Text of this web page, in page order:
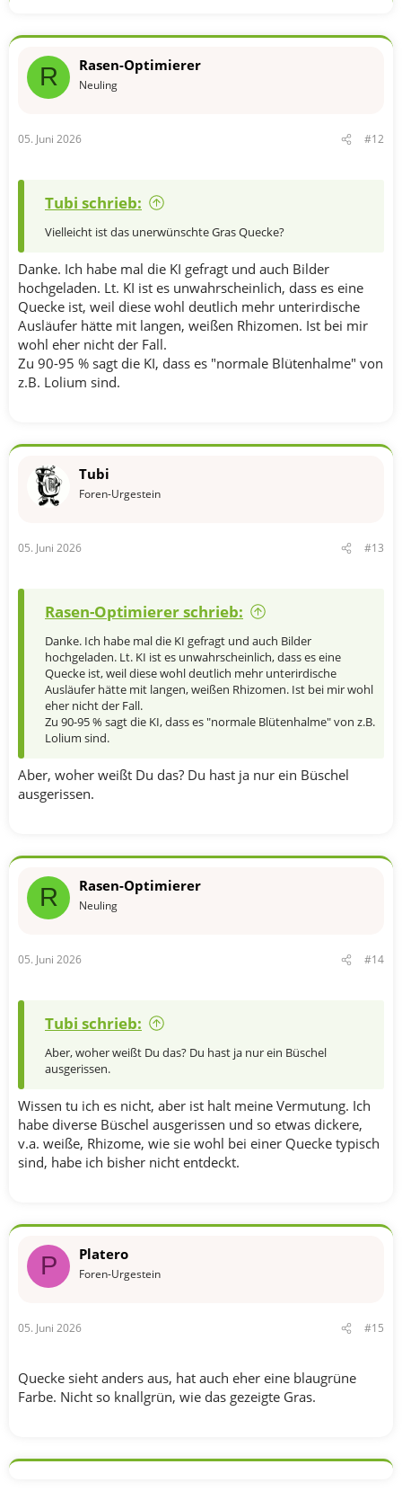
R Rasen-Optimierer
Neuling
05. Juni 2026 #12
Tubi schrieb:
Vielleicht ist das unerwünschte Gras Quecke?
Danke. Ich habe mal die KI gefragt und auch Bilder
hochgeladen. Lt. KI ist es unwahrscheinlich, dass es eine
Quecke ist, weil diese wohl deutlich mehr unterirdische
Ausläufer hätte mit langen, weißen Rhizomen. Ist bei mir
wohl eher nicht der Fall.
Zu 90-95 % sagt die KI, dass es "normale Blütenhalme" von
z.B. Lolium sind.
Tubi
Foren-Urgestein
05. Juni 2026 #13
Rasen-Optimierer schrieb:
Danke. Ich habe mal die KI gefragt und auch Bilder
hochgeladen. Lt. KI ist es unwahrscheinlich, dass es eine
Quecke ist, weil diese wohl deutlich mehr unterirdische
Ausläufer hätte mit langen, weißen Rhizomen. Ist bei mir wohl
eher nicht der Fall.
Zu 90-95 % sagt die KI, dass es "normale Blütenhalme" von z.B.
Lolium sind.
Aber, woher weißt Du das? Du hast ja nur ein Büschel
ausgerissen.
R Rasen-Optimierer
Neuling
05. Juni 2026 #14
Tubi schrieb:
Aber, woher weißt Du das? Du hast ja nur ein Büschel
ausgerissen.
Wissen tu ich es nicht, aber ist halt meine Vermutung. Ich
habe diverse Büschel ausgerissen und so etwas dickere,
v.a. weiße, Rhizome, wie sie wohl bei einer Quecke typisch
sind, habe ich bisher nicht entdeckt.
P Platero
Foren-Urgestein
05. Juni 2026 #15
Quecke sieht anders aus, hat auch eher eine blaugrüne
Farbe. Nicht so knallgrün, wie das gezeigte Gras.